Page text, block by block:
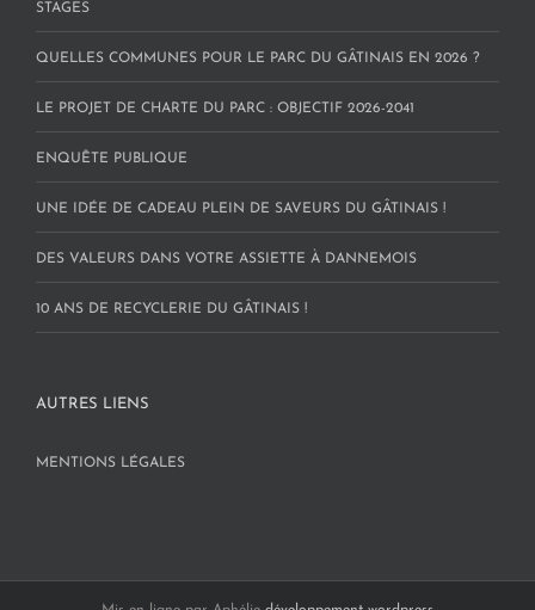
STAGES
QUELLES COMMUNES POUR LE PARC DU GÂTINAIS EN 2026 ?
LE PROJET DE CHARTE DU PARC : OBJECTIF 2026-2041
ENQUÊTE PUBLIQUE
UNE IDÉE DE CADEAU PLEIN DE SAVEURS DU GÂTINAIS !
DES VALEURS DANS VOTRE ASSIETTE À DANNEMOIS
10 ANS DE RECYCLERIE DU GÂTINAIS !
AUTRES LIENS
MENTIONS LÉGALES